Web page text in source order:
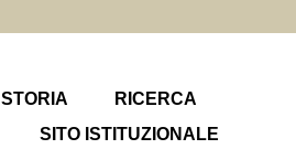
STORIA
RICERCA
SITO ISTITUZIONALE